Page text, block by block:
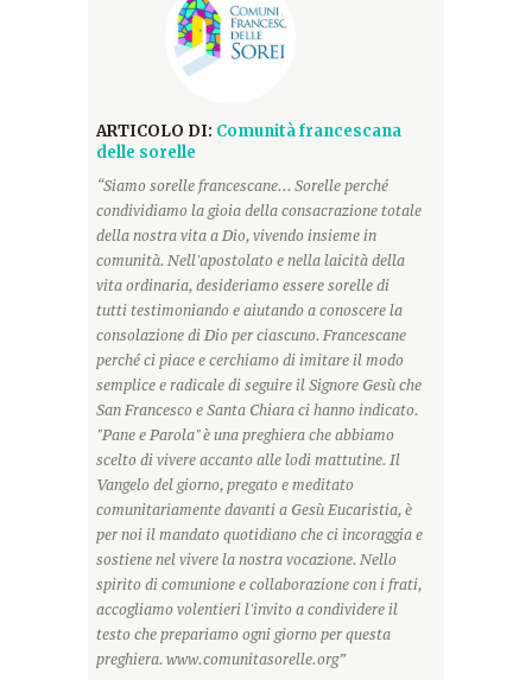
ARTICOLO DI: Comunità francescana
delle sorelle
“Siamo sorelle francescane... Sorelle perché
condividiamo la gioia della consacrazione totale
della nostra vita a Dio, vivendo insieme in
comunità. Nell'apostolato e nella laicità della
vita ordinaria, desideriamo essere sorelle di
tutti testimoniando e aiutando a conoscere la
consolazione di Dio per ciascuno. Francescane
perché ci piace e cerchiamo di imitare il modo
semplice e radicale di seguire il Signore Gesù che
San Francesco e Santa Chiara ci hanno indicato.
"Pane e Parola" è una preghiera che abbiamo
scelto di vivere accanto alle lodi mattutine. Il
Vangelo del giorno, pregato e meditato
comunitariamente davanti a Gesù Eucaristia, è
per noi il mandato quotidiano che ci incoraggia e
sostiene nel vivere la nostra vocazione. Nello
spirito di comunione e collaborazione con i frati,
accogliamo volentieri l'invito a condividere il
testo che prepariamo ogni giorno per questa
preghiera. www.comunitasorelle.org”